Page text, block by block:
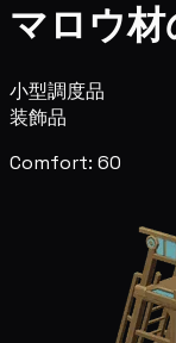
マロウ
小型調度品
装飾品
Comfort: 60